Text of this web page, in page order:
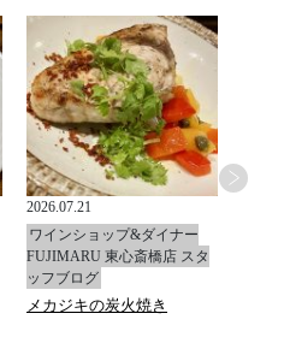
2026.07.21
ワインショップ&ダイナー
FUJIMARU 東心斎橋店 スタ
ッフブログ
メカジキの炭火焼き